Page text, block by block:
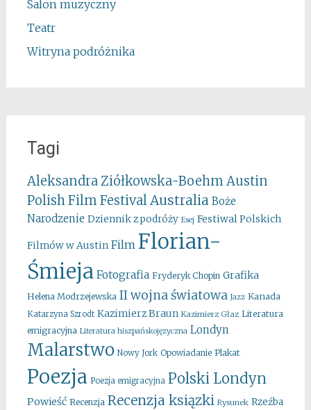
Salon muzyczny
Teatr
Witryna podróżnika
Tagi
Aleksandra Ziółkowska-Boehm Austin
Polish Film FestivalAustralia Boże
Narodzenie Dziennik z podróży Esej Festiwal Polskich
Filmów w Austin Film Florian-
Śmieja Fotografia Fryderyk Chopin Grafika
Helena Modrzejewska II wojna światowa Jazz Kanada
Katarzyna Szrodt Kazimierz Braun Kazimierz Głaz Literatura
emigracyjna Literatura hiszpańskojęzyczna Londyn
Malarstwo Nowy Jork Opowiadanie Plakat
Poezja Poezja emigracyjna Polski Londyn
Powieść Recenzja Recenzja ksiązki Rysunek Rzeźba